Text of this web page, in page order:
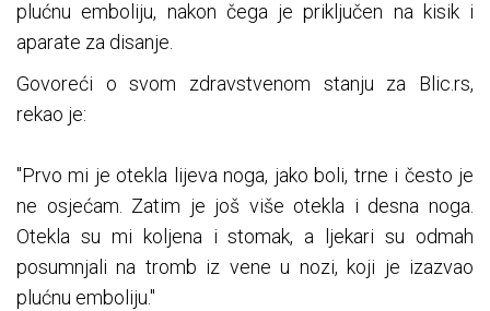
plućnu emboliju, nakon čega je priključen na kisik i
aparate za disanje.
Govoreći o svom zdravstvenom stanju za Blic.rs,
rekao je:
"Prvo mi je otekla lijeva noga, jako boli, trne i često je
ne osjećam. Zatim je još više otekla i desna noga.
Otekla su mi koljena i stomak, a ljekari su odmah
posumnjali na tromb iz vene u nozi, koji je izazvao
plućnu emboliju."